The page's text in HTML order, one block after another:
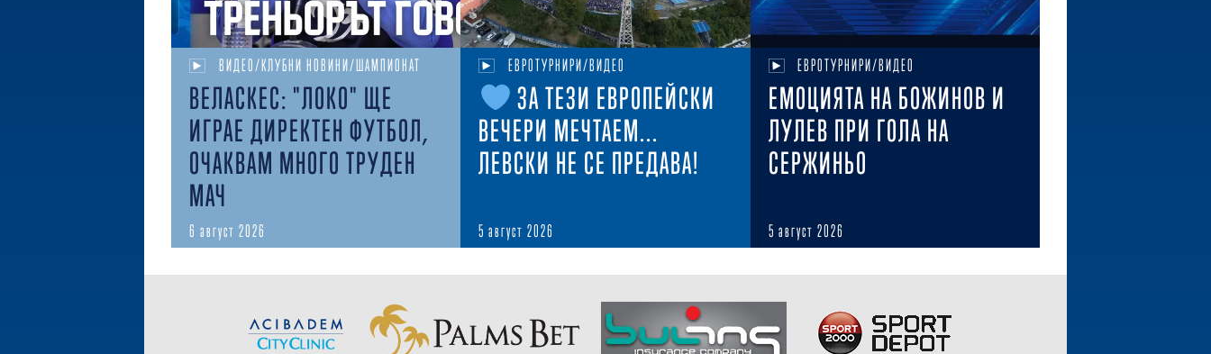
ВИДЕО/КЛУБНИ НОВИНИ/ШАМПИОНАТ
ВЕЛАСКЕС: "ЛОКО" ЩЕ
ИГРАЕ ДИРЕКТЕН ФУТБОЛ,
ОЧАКВАМ МНОГО ТРУДЕН
МАЧ
6 август 2026
ЕВРОТУРНИРИ/ВИДЕО
ЗА ТЕЗИ ЕВРОПЕЙСКИ
ВЕЧЕРИ МЕЧТАЕМ...
ЛЕВСКИ НЕ СЕ ПРЕДАВА!
5 август 2026
ЕВРОТУРНИРИ/ВИДЕО
ЕМОЦИЯТА НА БОЖИНОВ И
ЛУЛЕВ ПРИ ГОЛА НА
СЕРЖИНЬО
5 август 2026